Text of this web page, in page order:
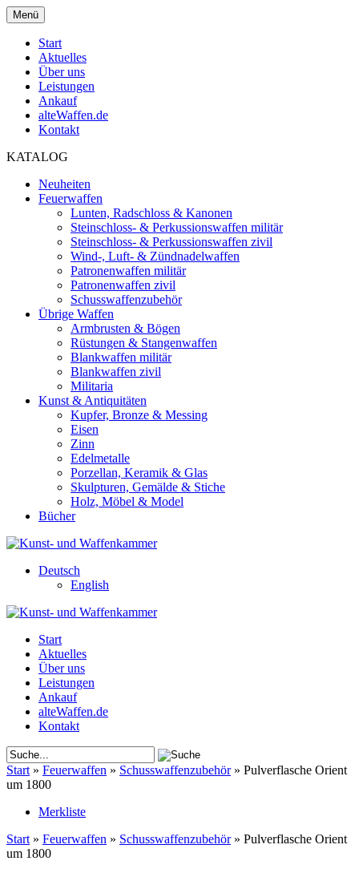
Menü
Start
Aktuelles
Über uns
Leistungen
Ankauf
alteWaffen.de
Kontakt
KATALOG
Neuheiten
Feuerwaffen
Lunten, Radschloss & Kanonen
Steinschloss- & Perkussionswaffen militär
Steinschloss- & Perkussionswaffen zivil
Wind-, Luft- & Zündnadelwaffen
Patronenwaffen militär
Patronenwaffen zivil
Schusswaffenzubehör
Übrige Waffen
Armbrusten & Bögen
Rüstungen & Stangenwaffen
Blankwaffen militär
Blankwaffen zivil
Militaria
Kunst & Antiquitäten
Kupfer, Bronze & Messing
Eisen
Zinn
Edelmetalle
Porzellan, Keramik & Glas
Skulpturen, Gemälde & Stiche
Holz, Möbel & Model
Bücher
Deutsch
English
Start
Aktuelles
Über uns
Leistungen
Ankauf
alteWaffen.de
Kontakt
Start » Feuerwaffen » Schusswaffenzubehör» Pulverflasche Orient
um 1800
Merkliste
Start » Feuerwaffen » Schusswaffenzubehör» Pulverflasche Orient
um 1800